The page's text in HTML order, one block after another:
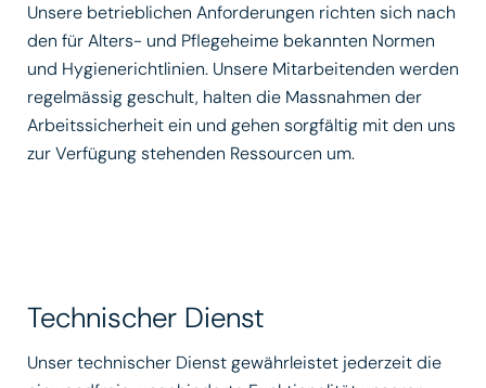
Unsere betrieblichen Anforderungen richten sich nach
den für Alters- und Pflegeheime bekannten Normen
und Hygienerichtlinien. Unsere Mitarbeitenden werden
regelmässig geschult, halten die Massnahmen der
Arbeitssicherheit ein und gehen sorgfältig mit den uns
zur Verfügung stehenden Ressourcen um.
Technischer Dienst
Unser technischer Dienst gewährleistet jederzeit die